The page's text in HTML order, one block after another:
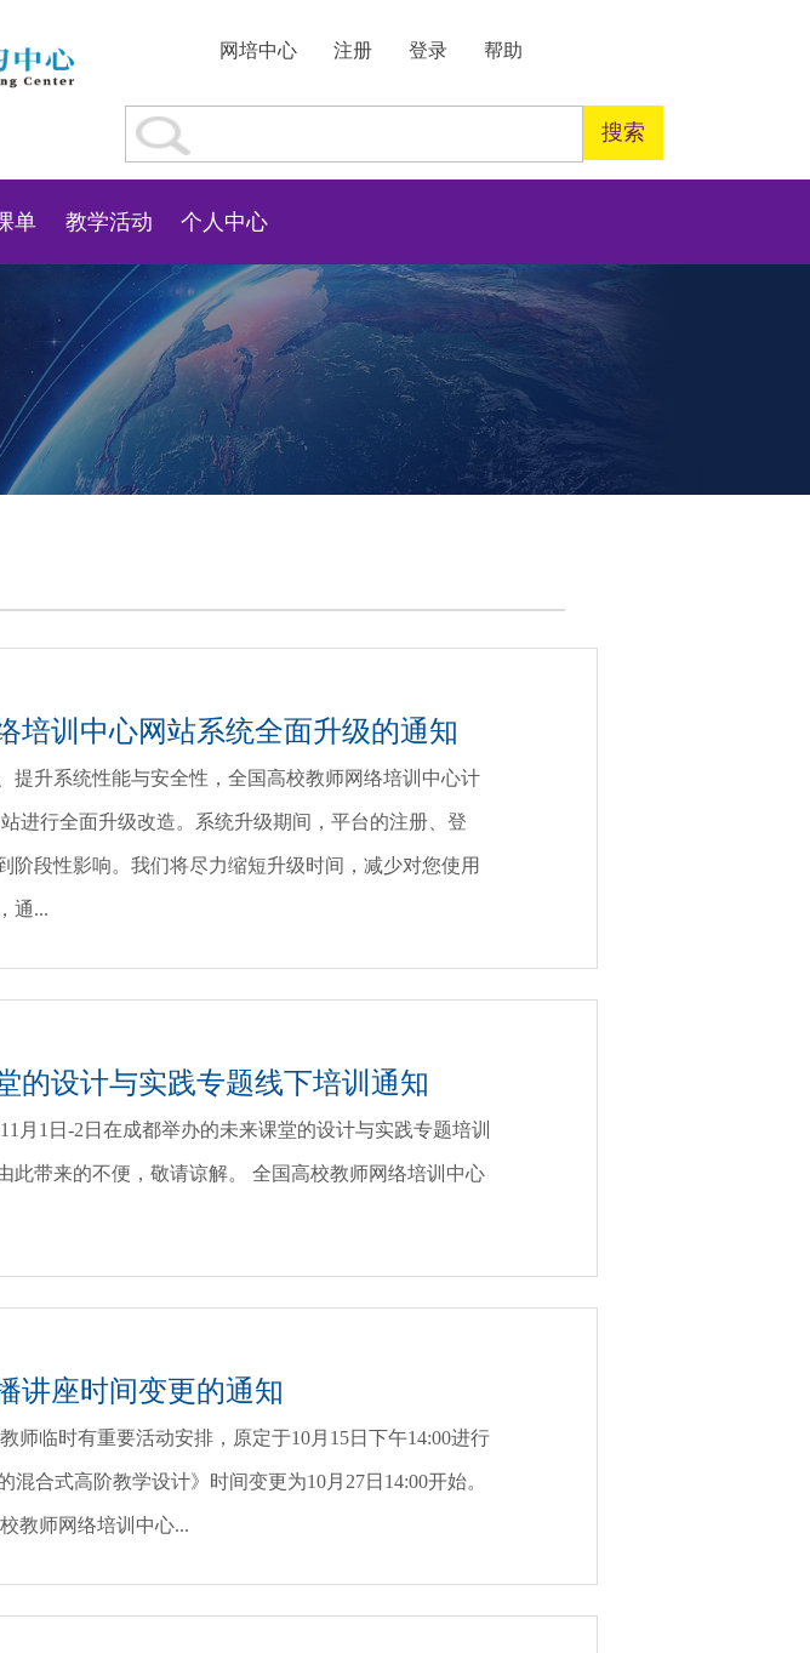
网培中心 注册 登录 帮助
搜索
单 教学活动 个人中心
培训中心网站系统全面升级的通知
提升系统性能与安全性，全国高校教师网络培训中心计
进行全面升级改造。系统升级期间，平台的注册、登
阶段性影响。我们将尽力缩短升级时间，减少对您使用
通...
的设计与实践专题线下培训通知
月1日-2日在成都举办的未来课堂的设计与实践专题培训
此带来的不便，敬请谅解。 全国高校教师网络培训中心
讲座时间变更的通知
临时有重要活动安排，原定于10月15日下午14:00进行
合式高阶教学设计》时间变更为10月27日14:00开始。
教师网络培训中心...